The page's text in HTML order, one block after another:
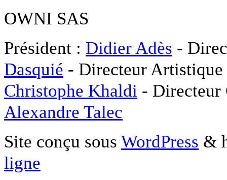
OWNI SAS
Président : Didier Adès -
Dasquié - Directeur
Christophe Khaldi -
Alexandre Talec
Site conçu sous WordPress &
ligne